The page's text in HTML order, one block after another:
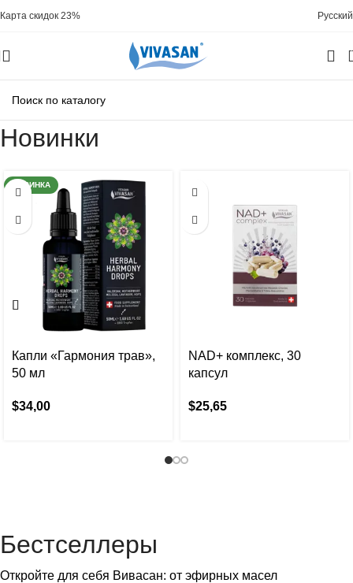
Карта скидок 23% Русский
Новинки
НОВИНКА
Капли «Гармония трав»,
50 мл
$34,00
NAD+ комплекс, 30
капсул
$25,65
Бестселлеры
Откройте для себя Вивасан: от эфирных масел